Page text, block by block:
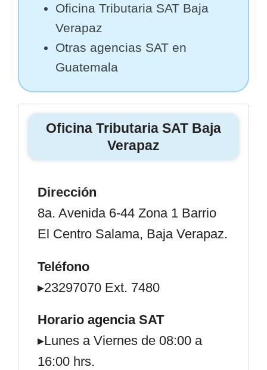
Oficina Tributaria SAT Baja
Verapaz
Otras agencias SAT en
Guatemala
Oficina Tributaria SAT Baja
Verapaz
Dirección
8a. Avenida 6-44 Zona 1 Barrio
El Centro Salama, Baja Verapaz.
Teléfono
▸23297070 Ext. 7480
Horario agencia SAT
▸Lunes a Viernes de 08:00 a
16:00 hrs.